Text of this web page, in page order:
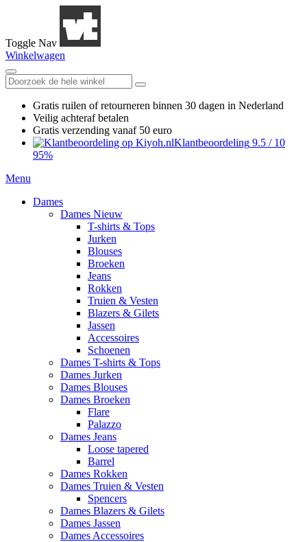
Toggle Nav
Winkelwagen
Gratis ruilen of retourneren binnen 30 dagen in Nederland
Veilig achteraf betalen
Gratis verzending vanaf 50 euro
Klantbeoordeling 9.5 / 10
95%
Menu
Dames
Dames Nieuw
T-shirts & Tops
Jurken
Blouses
Broeken
Jeans
Rokken
Truien & Vesten
Blazers & Gilets
Jassen
Accessoires
Schoenen
Dames T-shirts & Tops
Dames Jurken
Dames Blouses
Dames Broeken
Flare
Palazzo
Dames Jeans
Loose tapered
Barrel
Dames Rokken
Dames Truien & Vesten
Spencers
Dames Blazers & Gilets
Dames Jassen
Dames Accessoires